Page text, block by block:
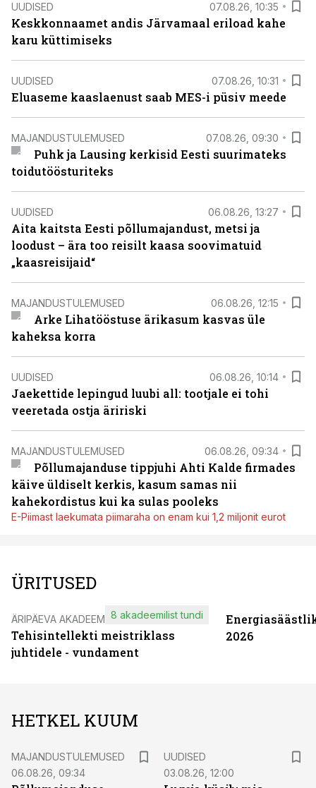
UUDISED 07.08.26, 10:35
Keskkonnaamet andis Järvamaal eriload kahe
karu küttimiseks
UUDISED 07.08.26, 10:31
Eluaseme kaaslaenust saab MES-i püsiv meede
MAJANDUSTULEMUSED 07.08.26, 09:30
Puhk ja Lausing kerkisid Eesti suurimateks
toidutöösturiteks
UUDISED 06.08.26, 13:27
Aita kaitsta Eesti põllumajandust, metsi ja
loodust – ära too reisilt kaasa soovimatuid
„kaasreisijaid“
MAJANDUSTULEMUSED 06.08.26, 12:15
Arke Lihatööstuse ärikasum kasvas üle
kaheksa korra
UUDISED 06.08.26, 10:14
Jaekettide lepingud luubi all: tootjale ei tohi
veeretada ostja äririski
MAJANDUSTULEMUSED 06.08.26, 09:34
Põllumajanduse tippjuhi Ahti Kalde firmades
käive üldiselt kerkis, kasum samas nii
kahekordistus kui ka sulas pooleks
E-Piimast laekumata piimaraha on enam kui 1,2 miljonit eurot
ÜRITUSED
ÄRIPÄEVA AKADEEMIA
Tehisintellekti meistriklass
juhtidele - vundament
8 akadeemilist tundi
2026
HETKEL KUUM
MAJANDUSTULEMUSED
06.08.26, 09:34
UUDISED
03.08.26, 12:00